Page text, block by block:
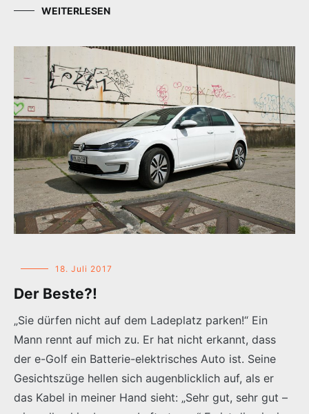
WEITERLESEN
18. Juli 2017
Der Beste?!
„Sie dürfen nicht auf dem Ladeplatz parken!“ Ein
Mann rennt auf mich zu. Er hat nicht erkannt, dass
der e-Golf ein Batterie-elektrisches Auto ist. Seine
Gesichtszüge hellen sich augenblicklich auf, als er
das Kabel in meiner Hand sieht: „Sehr gut, sehr gut –